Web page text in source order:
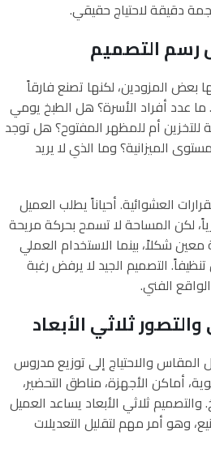
دقيقة لاحتياج حقيقي.
بعض المزودين، لكنها تصنع فارقاً
عدد أفراد الأسرة؟ هل الطبخ يومي
أم للمظهر المفتوح؟ هل توجد
الميزانية؟ وما الذي لا يريد
العشوائية. أحياناً يطلب العميل
لكن المساحة لا تسمح بحركة مريحة
شكلاً، بينما الاستخدام العملي
التصميم الجيد لا يرفض رغبة
الفني.
المقاس والاحتياج إلى توزيع مدروس
أماكن الأجهزة، مناطق التحضير،
ثلاثي الأبعاد يساعد العميل
وهو أمر مهم لتقليل التعديلات